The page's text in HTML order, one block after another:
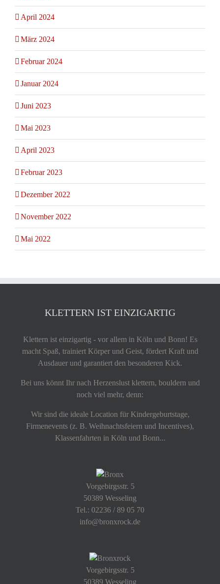
April 2024
März 2024
Februar 2024
Januar 2024
Juni 2023
Mai 2023
April 2023
Februar 2023
Dezember 2022
November 2022
Mai 2022
KLETTERN IST EINZIGARTIG
Klettern ist einzigartig - vor allem in Köln und Bonn! Es
macht Spaß, trainiert Körper und Geist, fördert Kraft und
Ausdauer und garantiert den besonderen Kick.
Bei uns könnt Ihr nach Herzenslust klettern, bouldern und
noch viel mehr, denn:
Wir sind die ideale Location für Kindergeburtstage,
Firmenevents (z. B. Weihnachtsfeiern und Incentives),
Klassenfahrten in Köln und Bonn...
Vorgebirgsstr. 5
50389 Wesseling
Tel.: 02236 / 89 05 70
info@bronxrock.de
Vorgebirgsstr. 5
50389 Wesseling